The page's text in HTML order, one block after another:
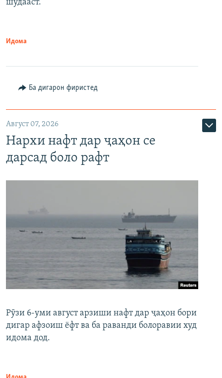
шудааст.
Идома
Ба дигарон фиристед
Август 07, 2026
Нархи нафт дар ҷаҳон се
дарсад боло рафт
Рӯзи 6-уми август арзиши нафт дар ҷаҳон бори
дигар афзоиш ёфт ва ба раванди болоравии худ
идома дод.